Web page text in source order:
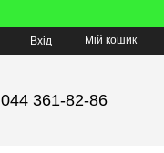
Вхід Мій кошик
044 361-82-86